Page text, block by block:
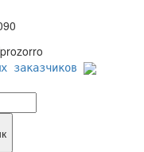
заказчиков